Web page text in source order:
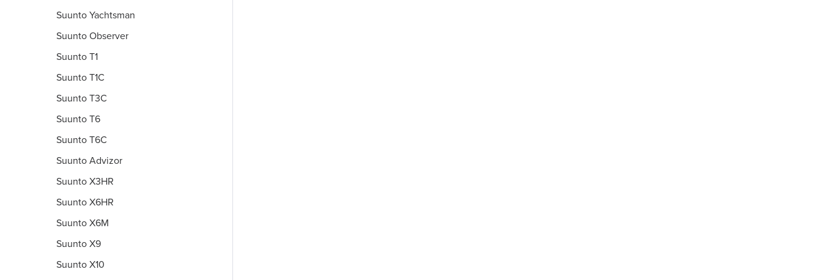
Suunto Yachtsman
Suunto Observer
Suunto T1
Suunto T1C
Suunto T3C
Suunto T6
Suunto T6C
Suunto Advizor
Suunto X3HR
Suunto X6HR
Suunto X6M
Suunto X9
Suunto X10